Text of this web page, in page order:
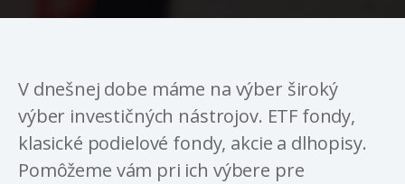
V dnešnej dobe máme na výber široký
výber investičných nástrojov. ETF fondy,
klasické podielové fondy, akcie a dlhopisy.
Pomôžeme vám pri ich výbere pre